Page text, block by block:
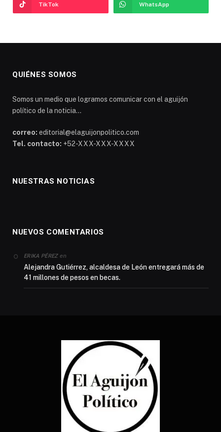
TikTok WhatsApp
QUIÉNES SOMOS
Somos un medio que logramos comunicar con el aguijón
político de la noticia...
correo: editorial@elaguijonpolitico.com
Tel. contacto: +52-XXX-XXX-XXXX
NUESTRAS NOTICIAS
NUEVOS COMENTARIOS
ERIKA PÉREZen
Alejandra Gutiérrez, alcaldesa de León entregará más de
41 millones de pesos en becas.